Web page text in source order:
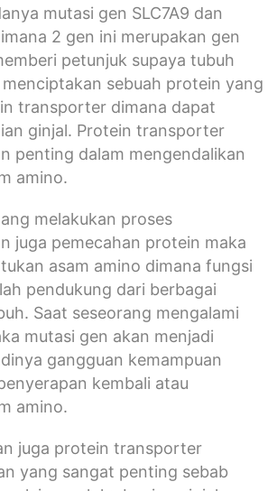
mutasi gen SLC7A9 dan
2 gen ini merupakan gen
petunjuk supaya tubuh
sebuah protein yang
transporter dimana dapat
ginjal. Protein transporter
penting dalam mengendalikan
amino.
melakukan proses
juga pemecahan protein maka
asam amino dimana fungsi
pendukung dari berbagai
Saat seseorang mengalami
mutasi gen akan menjadi
gangguan kemampuan
kembali atau
amino.
juga protein transporter
yang sangat penting sebab